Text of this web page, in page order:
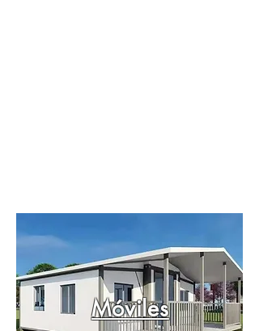
Móviles